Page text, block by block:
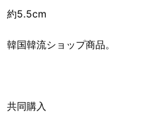
約5.5cm
韓国韓流ショップ商品。
共同購入